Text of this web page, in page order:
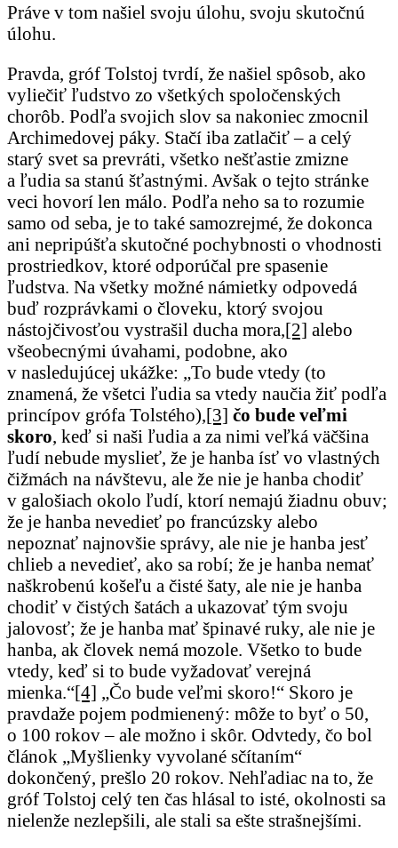
Práve v tom našiel svoju úlohu, svoju skutočnú
úlohu.
Pravda, gróf Tolstoj tvrdí, že našiel spôsob, ako
vyliečiť ľudstvo zo všetkých spoločenských
chorôb. Podľa svojich slov sa nakoniec zmocnil
Archimedovej páky. Stačí iba zatlačiť – a celý
starý svet sa prevráti, všetko nešťastie zmizne
a ľudia sa stanú šťastnými. Avšak o tejto stránke
veci hovorí len málo. Podľa neho sa to rozumie
samo od seba, je to také samozrejmé, že dokonca
ani nepripúšťa skutočné pochybnosti o vhodnosti
prostriedkov, ktoré odporúčal pre spasenie
ľudstva. Na všetky možné námietky odpovedá
buď rozprávkami o človeku, ktorý svojou
nástojčivosťou vystrašil ducha mora,[2] alebo
všeobecnými úvahami, podobne, ako
v nasledujúcej ukážke: „To bude vtedy (to
znamená, že všetci ľudia sa vtedy naučia žiť podľa
princípov grófa Tolstého),[3] čo bude veľmi
skoro, keď si naši ľudia a za nimi veľká väčšina
ľudí nebude myslieť, že je hanba ísť vo vlastných
čižmách na návštevu, ale že nie je hanba chodiť
v galošiach okolo ľudí, ktorí nemajú žiadnu obuv;
že je hanba nevedieť po francúzsky alebo
nepoznať najnovšie správy, ale nie je hanba jesť
chlieb a nevedieť, ako sa robí; že je hanba nemať
naškrobenú košeľu a čisté šaty, ale nie je hanba
chodiť v čistých šatách a ukazovať tým svoju
jalovosť; že je hanba mať špinavé ruky, ale nie je
hanba, ak človek nemá mozole. Všetko to bude
vtedy, keď si to bude vyžadovať verejná
mienka.“[4] „Čo bude veľmi skoro!“ Skoro je
pravdaže pojem podmienený: môže to byť o 50,
o 100 rokov – ale možno i skôr. Odvtedy, čo bol
článok „Myšlienky vyvolané sčítaním“
dokončený, prešlo 20 rokov. Nehľadiac na to, že
gróf Tolstoj celý ten čas hlásal to isté, okolnosti sa
nielenže nezlepšili, ale stali sa ešte strašnejšími.